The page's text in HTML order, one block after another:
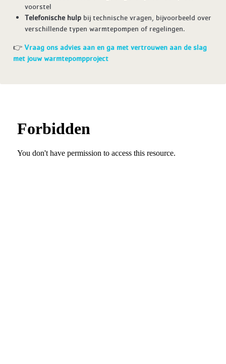
voorstel
Telefonische hulpbij technische vragen, bijvoorbeeld over
verschillende typen warmtepompen of regelingen.
👉 Vraag ons advies aan en ga met vertrouwen aan de slag
met jouw warmtepompproject